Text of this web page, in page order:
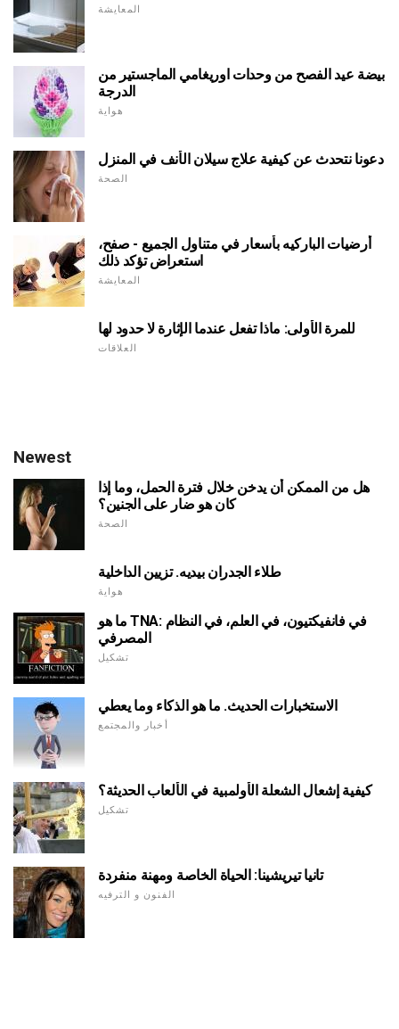
المعايشة
بيضة عيد الفصح من وحدات اوريغامي الماجستير من
الدرجة
هواية
دعونا نتحدث عن كيفية علاج سيلان الأنف في المنزل
الصحة
أرضيات الباركيه بأسعار في متناول الجميع - صفح،
استعراض تؤكد ذلك
المعايشة
للمرة الأولى: ماذا تفعل عندما الإثارة لا حدود لها
العلاقات
Newest
هل من الممكن أن يدخن خلال فترة الحمل، وما إذا
كان هو ضار على الجنين؟
الصحة
طلاء الجدران بيديه. تزيين الداخلية
هواية
ما هو TNA: في فانفيكتيون، في العلم، في النظام
المصرفي
تشكيل
الاستخبارات الحديث. ما هو الذكاء وما يعطي
أخبار والمجتمع
كيفية إشعال الشعلة الأولمبية في الألعاب الحديثة؟
تشكيل
تانيا تيريشينا: الحياة الخاصة ومهنة منفردة
الفنون و الترفيه